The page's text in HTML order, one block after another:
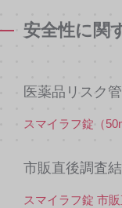
安全性に関
医薬品リスク
スマイラフ錠（
市販直後調査
スマイラフ錠 市